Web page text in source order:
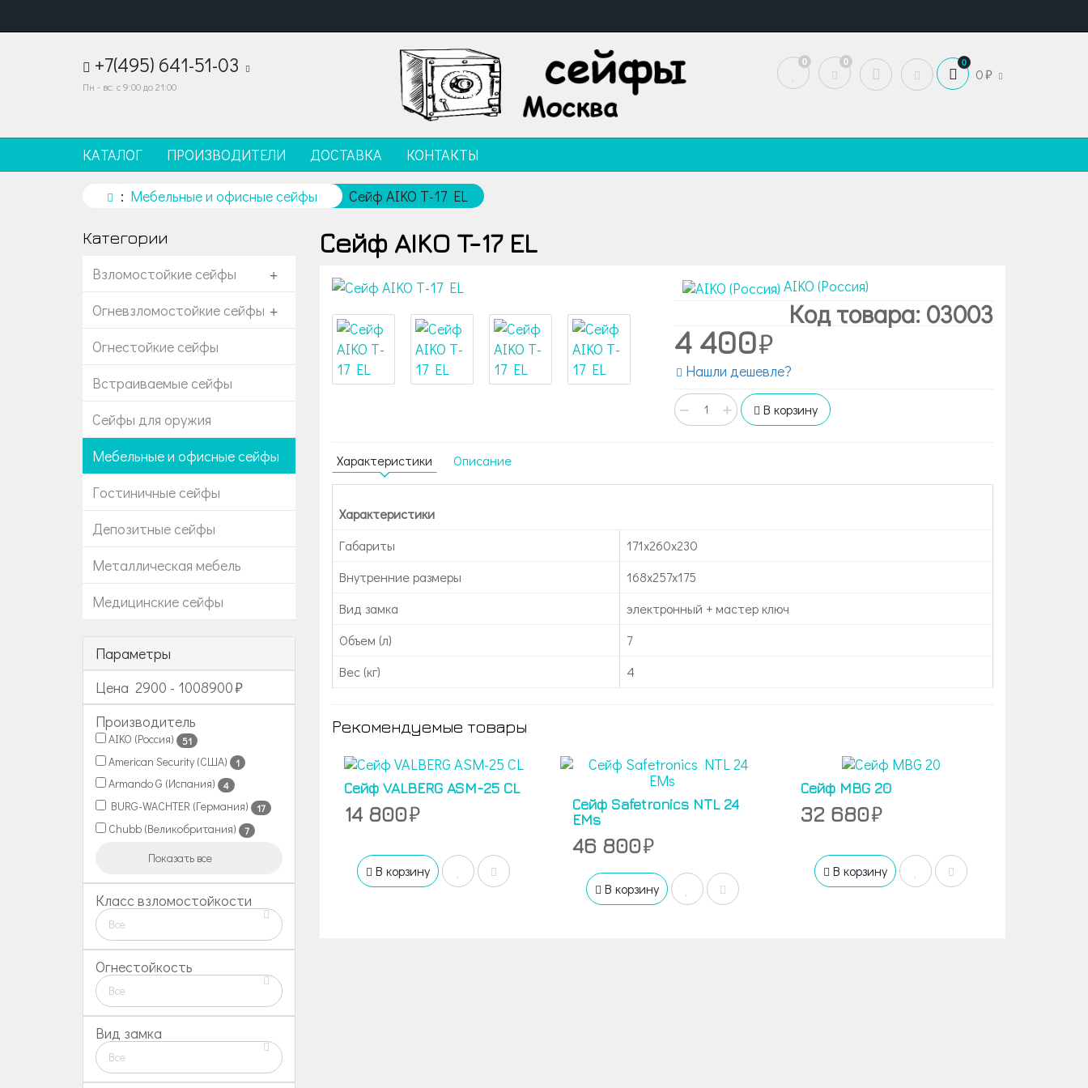
+7(495) 641-51-03
Пн - вс: с 9:00 до 21:00
0 0 0
0
КАТАЛОГ ПРОИЗВОДИТЕЛИ ДОСТАВКА КОНТАКТЫ
Мебельные и офисные сейфы Сейф AIKO T-17 EL
Категории
Взломостойкие сейфы +
Огневзломостойкие сейфы +
Огнестойкие сейфы
Встраиваемые сейфы
Сейфы для оружия
Мебельные и офисные сейфы
Гостиничные сейфы
Депозитные сейфы
Металлическая мебель
Медицинские сейфы
Параметры
Цена 2900 - 1008900
Производитель
AIKO (Россия) 51
American Security (США) 1
Armando G (Испания) 4
BURG-WACHTER (Германия) 17
Chubb (Великобритания) 7
Показать все
Класс взломостойкости
Все
Огнестойкость
Все
Вид замка
Все
Сейф AIKO T-17 EL
AIKO (Россия)
Код товара: 03003
4 400
Нашли дешевле?
− + В корзину
Характеристики Описание
Характеристики
Габариты
171x260x230
Внутренние размеры
168x257x175
Вид замка
электронный + мастер ключ
Объем (л)
7
Вес (кг)
4
Рекомендуемые товары
Сейф VALBERG ASM-25 CL
14 800
В корзину
Сейф Safetronics NTL 24
EMs
46 800
В корзину
Сейф MBG 20
32 680
В корзину